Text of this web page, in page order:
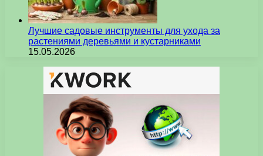
Лучшие садовые инструменты для ухода за
растениями деревьями и кустарниками
15.05.2026